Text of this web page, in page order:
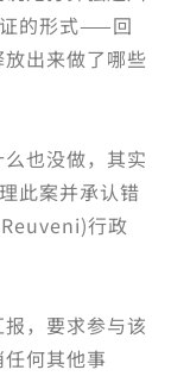
的形式——回
出来做了哪些
也没做，其实
此案并承认错
行政
，要求参与该
何其他事